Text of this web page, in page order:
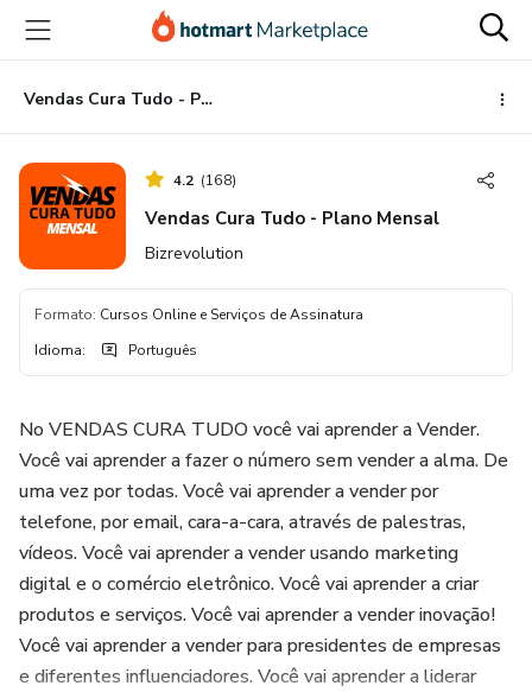
para
conteúdo
principal
para
pagamento
para
rodapé
Vendas Cura Tudo - Plano Mensal
4.2 (168)
Vendas Cura Tudo - Plano Mensal
Bizrevolution
Formato: Cursos Online e Serviços de Assinatura
Idioma: Português
No VENDAS CURA TUDO você vai aprender a Vender.
Você vai aprender a fazer o número sem vender a alma. De
uma vez por todas. Você vai aprender a vender por
telefone, por email, cara-a-cara, através de palestras,
vídeos. Você vai aprender a vender usando marketing
digital e o comércio eletrônico. Você vai aprender a criar
produtos e serviços. Você vai aprender a vender inovação!
Você vai aprender a vender para presidentes de empresas
e diferentes influenciadores. Você vai aprender a liderar